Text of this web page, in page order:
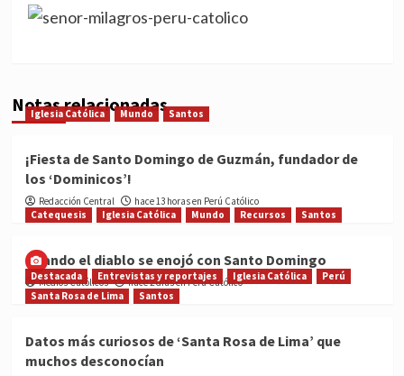
Notas relacionadas
Iglesia Católica Mundo Santos
¡Fiesta de Santo Domingo de Guzmán, fundador de
los ‘Dominicos’!
Redacción Central
hace 13 horas en Perú Católico
Catequesis
Iglesia Católica Mundo Recursos Santos
Cuando el diablo se enojó con Santo Domingo
Medios Católicos hace 2 días en Perú Católico
Destacada Entrevistas y reportajes Iglesia Católica
Perú
Santa Rosa de Lima
Santos
Datos más curiosos de ‘Santa Rosa de Lima’ que
muchos desconocían